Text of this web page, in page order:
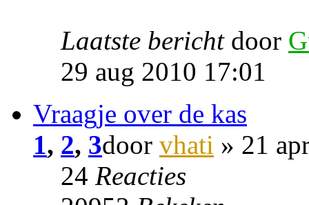
Laatste bericht door
29 aug 2010 17:01
Vraagje over de kas
1, 2, 3door vhati » 21
24 Reacties